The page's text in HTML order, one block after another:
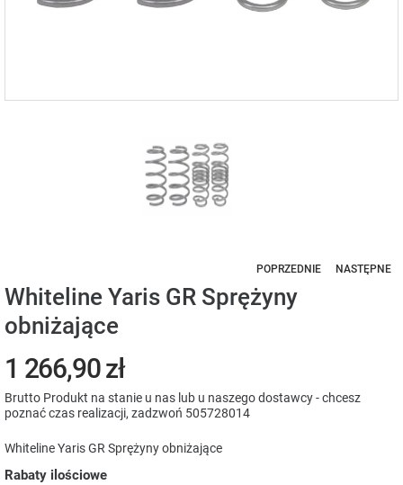
POPRZEDNIE NASTĘPNE
Whiteline Yaris GR Sprężyny
obniżające
1 266,90 zł
Brutto Produkt na stanie u nas lub u naszego dostawcy - chcesz
poznać czas realizacji, zadzwoń 505728014
Whiteline Yaris GR Sprężyny obniżające
Rabaty ilościowe